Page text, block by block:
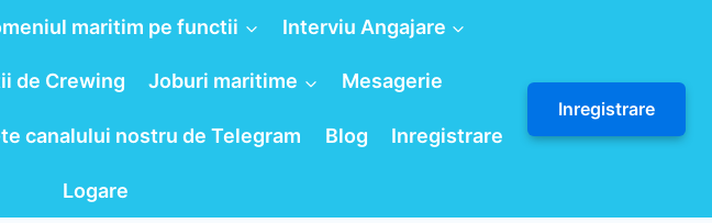
maritim pe functii Interviu Angajare
de Crewing Joburi maritime Mesagerie
canalului nostru de Telegram Blog Inregistrare
Logare
Inregistrare